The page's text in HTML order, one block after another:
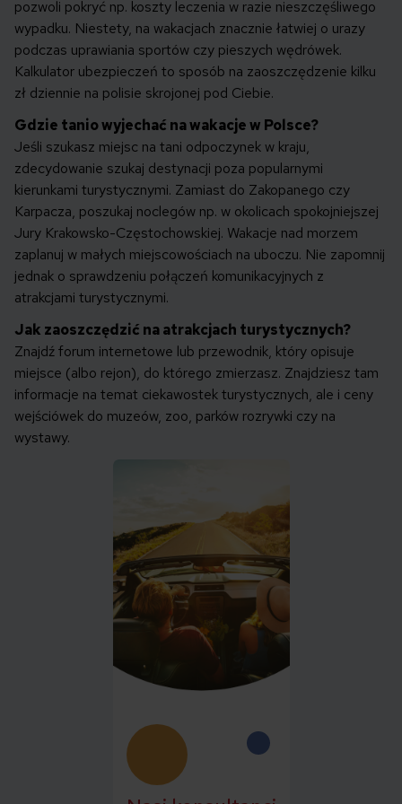
pozwoli pokryć np. koszty leczenia w razie nieszczęśliwego
wypadku. Niestety, na wakacjach znacznie łatwiej o urazy
podczas uprawiania sportów czy pieszych wędrówek.
Kalkulator ubezpieczeń to sposób na zaoszczędzenie kilku
zł dziennie na polisie skrojonej pod Ciebie.
Gdzie tanio wyjechać na wakacje w Polsce?
Jeśli szukasz miejsc na tani odpoczynek w kraju,
zdecydowanie szukaj destynacji poza popularnymi
kierunkami turystycznymi. Zamiast do Zakopanego czy
Karpacza, poszukaj noclegów np. w okolicach spokojniejszej
Jury Krakowsko-Częstochowskiej. Wakacje nad morzem
zaplanuj w małych miejscowościach na uboczu. Nie zapomnij
jednak o sprawdzeniu połączeń komunikacyjnych z
atrakcjami turystycznymi.
Jak zaoszczędzić na atrakcjach turystycznych?
Znajdź forum internetowe lub przewodnik, który opisuje
miejsce (albo rejon), do którego zmierzasz. Znajdziesz tam
informacje na temat ciekawostek turystycznych, ale i ceny
wejściówek do muzeów, zoo, parków rozrywki czy na
wystawy.